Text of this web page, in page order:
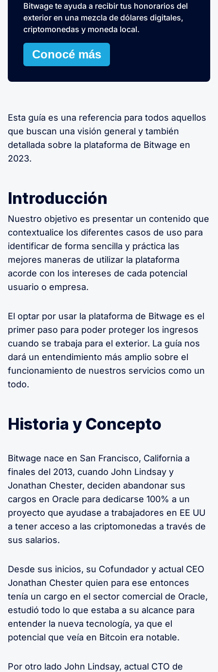
Bitwage te ayuda a recibir tus honorarios del
exterior en una mezcla de dólares digitales,
criptomonedas y moneda local.
Conocé más
Esta guía es una referencia para todos aquellos
que buscan una visión general y también
detallada sobre la plataforma de Bitwage en
2023.
Introducción
Nuestro objetivo es presentar un contenido que
contextualice los diferentes casos de uso para
identificar de forma sencilla y práctica las
mejores maneras de utilizar la plataforma
acorde con los intereses de cada potencial
usuario o empresa.
El optar por usar la plataforma de Bitwage es el
primer paso para poder proteger los ingresos
cuando se trabaja para el exterior. La guía nos
dará un entendimiento más amplio sobre el
funcionamiento de nuestros servicios como un
todo.
Historia y Concepto
Bitwage nace en San Francisco, California a
finales del 2013, cuando John Lindsay y
Jonathan Chester, deciden abandonar sus
cargos en Oracle para dedicarse 100% a un
proyecto que ayudase a trabajadores en EE UU
a tener acceso a las criptomonedas a través de
sus salarios.
Desde sus inicios, su Cofundador y actual CEO
Jonathan Chester quien para ese entonces
tenía un cargo en el sector comercial de Oracle,
estudió todo lo que estaba a su alcance para
entender la nueva tecnología, ya que el
potencial que veía en Bitcoin era notable.
Por otro lado John Lindsay, actual CTO de